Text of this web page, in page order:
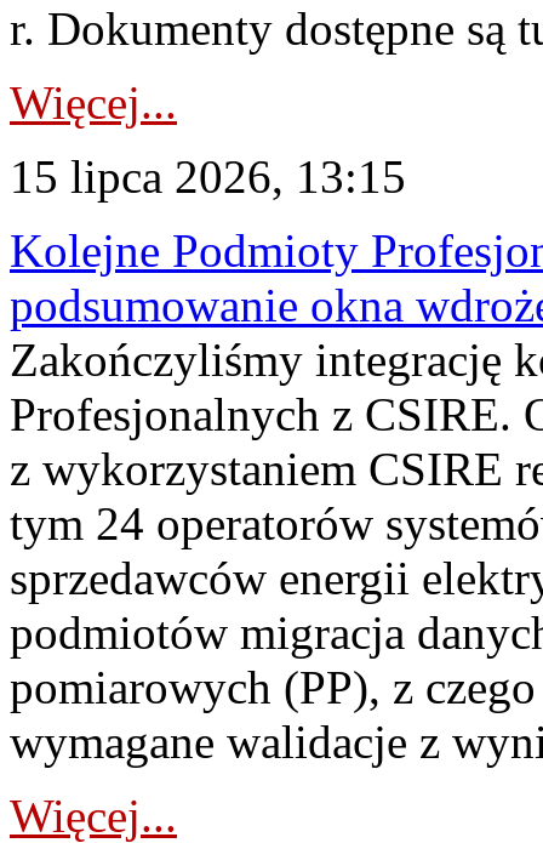
r. Dokumenty dostępne są
Więcej...
15 lipca 2026, 13:15
Kolejne Podmioty
podsumowanie okna
Zakończyliśmy integrację
Profesjonalnych z CSIRE.
z wykorzystaniem CSIRE
tym 24 operatorów
sprzedawców energii
podmiotów migracja
pomiarowych (PP), z
wymagane walidacje z
Więcej...